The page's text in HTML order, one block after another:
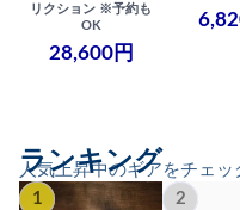
リクション ※予約も
OK
28,600円
人気上昇中のギアをチェッ
ランキング
1 2